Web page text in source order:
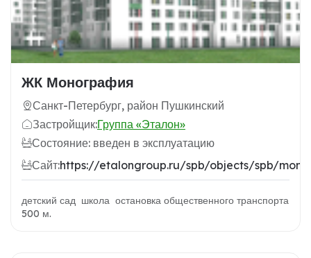
ЖК Монография
Санкт-Петербург, район Пушкинский
Застройщик:Группа «Эталон»
Состояние: введен в эксплуатацию
Сайт:https://etalongroup.ru/spb/objects/spb/
детский сад школа остановка общественного транспорта
500 м.